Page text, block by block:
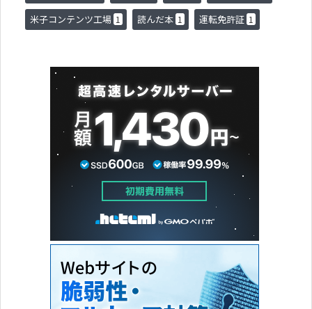
米子コンテンツ工場 1 読んだ本 1 運転免許証 1